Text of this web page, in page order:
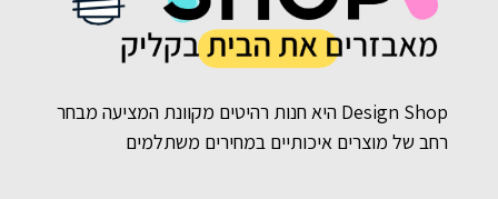
Design Shop היא חנות רהיטים מקוונת המציעה מבחר
רחב של מוצרים איכותיים במחירים משתלמים